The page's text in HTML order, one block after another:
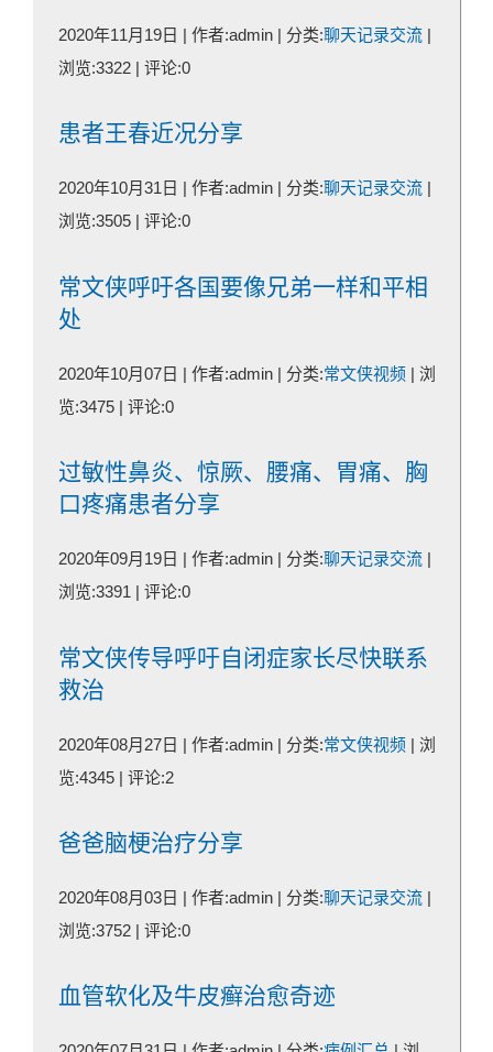
2020年11月19日 | 作者:admin | 分类:聊天记录交流|
浏览:3322 | 评论:0
患者王春近况分享
2020年10月31日 | 作者:admin | 分类:聊天记录交流|
浏览:3505 | 评论:0
常文侠呼吁各国要像兄弟一样和平相
处
2020年10月07日 | 作者:admin | 分类:常文侠视频| 浏
览:3475 | 评论:0
过敏性鼻炎、惊厥、腰痛、胃痛、胸
口疼痛患者分享
2020年09月19日 | 作者:admin | 分类:聊天记录交流|
浏览:3391 | 评论:0
常文侠传导呼吁自闭症家长尽快联系
救治
2020年08月27日 | 作者:admin | 分类:常文侠视频| 浏
览:4345 | 评论:2
爸爸脑梗治疗分享
2020年08月03日 | 作者:admin | 分类:聊天记录交流|
浏览:3752 | 评论:0
血管软化及牛皮癣治愈奇迹